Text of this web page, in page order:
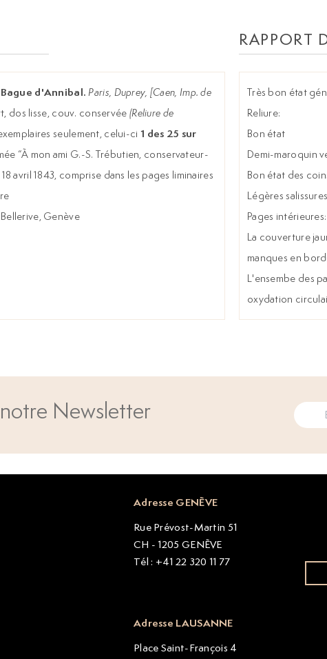
Bague d'Annibal. Paris, Duprey, [Caen, Imp. de
dos lisse, couv. conservée (Reliure de
seulement, celui-ci 1 des 25 sur
“À mon ami G.-S. Trébutien, conservateur-
avril 1843, comprise dans les pages liminaires
Genève
RAPPORT
Très bon état
Reliure:
Bon état
Demi-maroquin
Bon état des
Légères
Pages intérieures:
La couverture
manques en
L'ensembe des
oxydation
Newsletter
Adresse GENÈVE
Rue Prévost-Martin 51
CH - 1205 GENÈVE
Tél : +41 22 320 11 77
Adresse LAUSANNE
Place Saint-François 4